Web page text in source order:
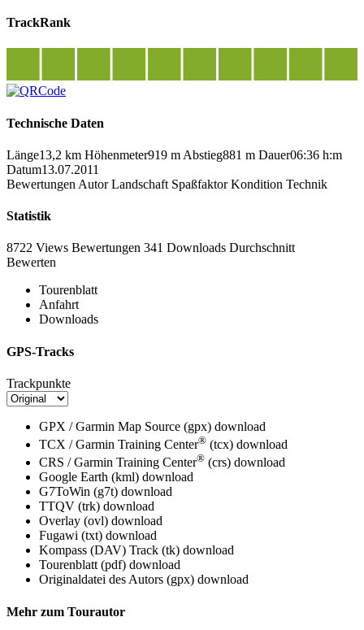
TrackRank
Technische Daten
Länge13,2 km Höhenmeter919 m Abstieg881 m Dauer06:36 h:m
Datum13.07.2011
Bewertungen Autor Landschaft Spaßfaktor Kondition Technik
Statistik
8722 Views Bewertungen 341 Downloads Durchschnitt
Bewerten
Tourenblatt
Anfahrt
Downloads
GPS-Tracks
Trackpunkte
GPX / Garmin Map Source (gpx) download
TCX / Garmin Training Center® (tcx) download
CRS / Garmin Training Center® (crs) download
Google Earth (kml) download
G7ToWin (g7t) download
TTQV (trk) download
Overlay (ovl) download
Fugawi (txt) download
Kompass (DAV) Track (tk) download
Tourenblatt (pdf) download
Originaldatei des Autors (gpx) download
Mehr zum Tourautor